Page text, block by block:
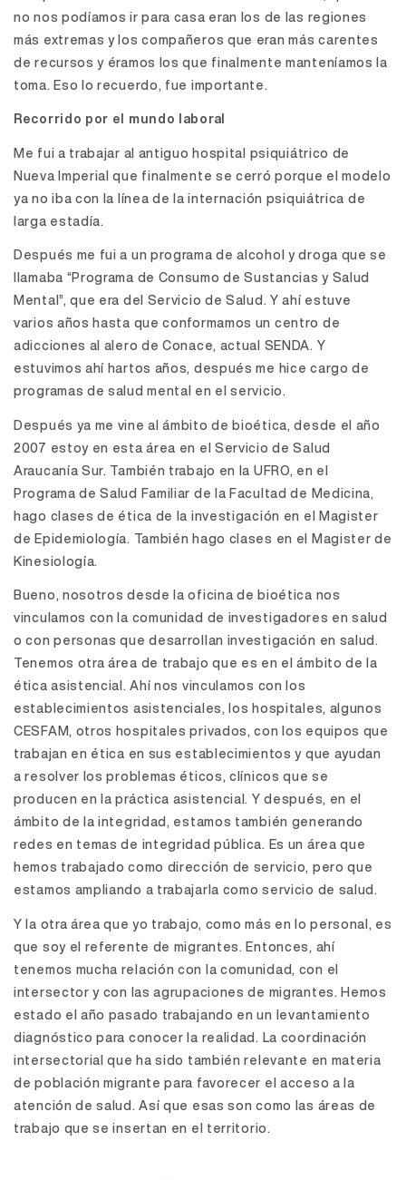
no nos podíamos ir para casa eran los de las regiones
más extremas y los compañeros que eran más carentes
de recursos y éramos los que finalmente manteníamos la
toma. Eso lo recuerdo, fue importante.
Recorrido por el mundo laboral
Me fui a trabajar al antiguo hospital psiquiátrico de
Nueva Imperial que finalmente se cerró porque el modelo
ya no iba con la línea de la internación psiquiátrica de
larga estadía.
Después me fui a un programa de alcohol y droga que se
llamaba “Programa de Consumo de Sustancias y Salud
Mental”, que era del Servicio de Salud. Y ahí estuve
varios años hasta que conformamos un centro de
adicciones al alero de Conace, actual SENDA. Y
estuvimos ahí hartos años, después me hice cargo de
programas de salud mental en el servicio.
Después ya me vine al ámbito de bioética, desde el año
2007 estoy en esta área en el Servicio de Salud
Araucanía Sur. También trabajo en la UFRO, en el
Programa de Salud Familiar de la Facultad de Medicina,
hago clases de ética de la investigación en el Magister
de Epidemiología. También hago clases en el Magister de
Kinesiología.
Bueno, nosotros desde la oficina de bioética nos
vinculamos con la comunidad de investigadores en salud
o con personas que desarrollan investigación en salud.
Tenemos otra área de trabajo que es en el ámbito de la
ética asistencial. Ahí nos vinculamos con los
establecimientos asistenciales, los hospitales, algunos
CESFAM, otros hospitales privados, con los equipos que
trabajan en ética en sus establecimientos y que ayudan
a resolver los problemas éticos, clínicos que se
producen en la práctica asistencial. Y después, en el
ámbito de la integridad, estamos también generando
redes en temas de integridad pública. Es un área que
hemos trabajado como dirección de servicio, pero que
estamos ampliando a trabajarla como servicio de salud.
Y la otra área que yo trabajo, como más en lo personal, es
que soy el referente de migrantes. Entonces, ahí
tenemos mucha relación con la comunidad, con el
intersector y con las agrupaciones de migrantes. Hemos
estado el año pasado trabajando en un levantamiento
diagnóstico para conocer la realidad. La coordinación
intersectorial que ha sido también relevante en materia
de población migrante para favorecer el acceso a la
atención de salud. Así que esas son como las áreas de
trabajo que se insertan en el territorio.